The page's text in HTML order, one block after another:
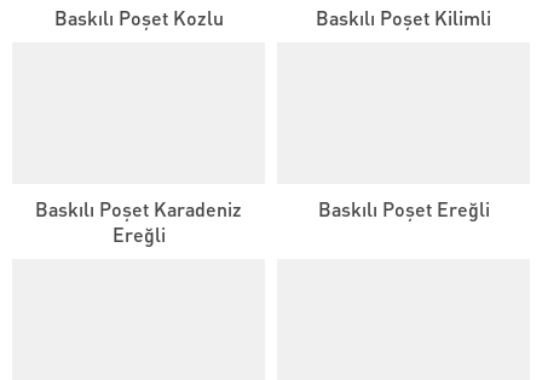
Baskılı Poşet Kozlu Baskılı Poşet Kilimli
Baskılı Poşet Karadeniz
Ereğli
Baskılı Poşet Ereğli